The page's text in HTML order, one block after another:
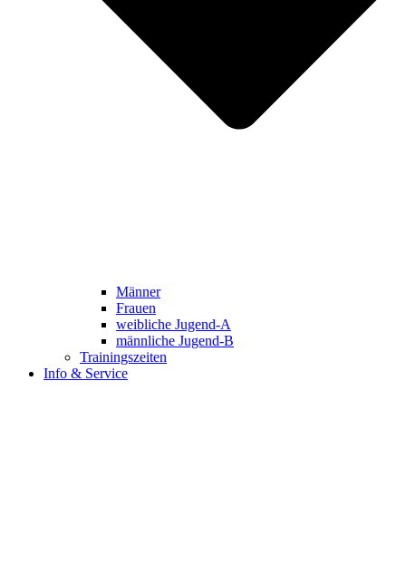
Männer
Frauen
weibliche Jugend-A
männliche Jugend-B
Trainingszeiten
Info & Service